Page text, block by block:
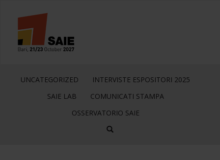
UNCATEGORIZED
INTERVISTE ESPOSITORI 2025
SAIE LAB
COMUNICATI STAMPA
OSSERVATORIO SAIE